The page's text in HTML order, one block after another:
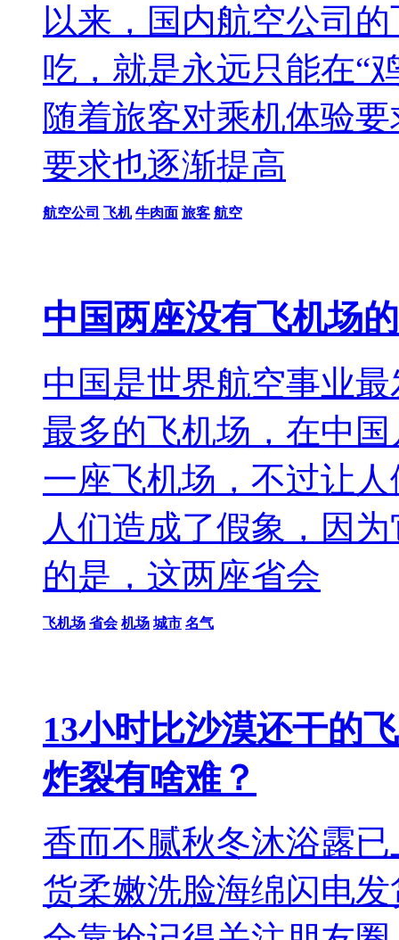
以来，国内航空公司
吃，就是永远只能在“
随着旅客对乘机体验
要求也逐渐提高
航空公司 飞机 牛肉面 旅客 航空
中国两座没有飞机场
中国是世界航空事业
最多的飞机场，在中
一座飞机场，不过让
人们造成了假象，因
的是，这两座省会
飞机场 省会 机场 城市 名气
13小时比沙漠还干的
炸裂有啥难？
香而不腻秋冬沐浴露
货柔嫩洗脸海绵闪电